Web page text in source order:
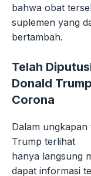
bahwa obat
suplemen yang
bertambah.
Telah
Donald
Corona
Dalam
Trump terlihat
hanya langsung
dapat informasi